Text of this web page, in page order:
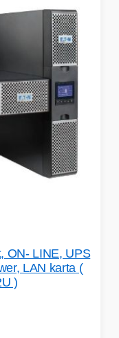
ON- LINE, UPS
LAN karta (
)